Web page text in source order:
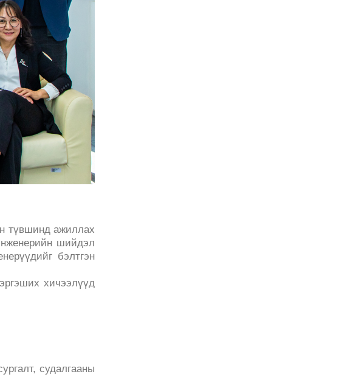
түвшинд ажиллах
шийдэл
бэлтгэн
хичээлүүд
судалгааны